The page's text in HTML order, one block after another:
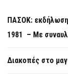
ΠΑΣΟΚ: εκδήλωση
1981 – Με
Διακοπές στο